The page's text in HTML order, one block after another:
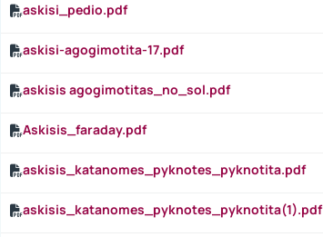
askisi_pedio.pdf
askisi-agogimotita-17.pdf
askisis agogimotitas_no_sol.pdf
Askisis_faraday.pdf
askisis_katanomes_pyknotes_pyknotita.pdf
askisis_katanomes_pyknotes_pyknotita(1).pdf